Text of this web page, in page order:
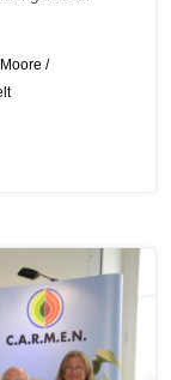
Moore /